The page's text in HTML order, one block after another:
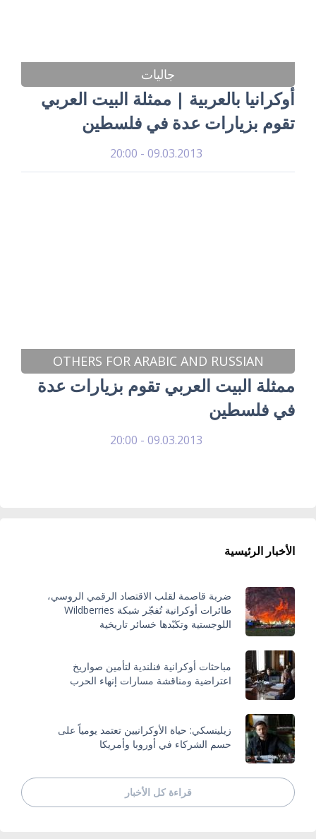
جاليات
أوكرانيا بالعربية | ممثلة البيت العربي
تقوم بزيارات عدة في فلسطين
09.03.2013 - 20:00
OTHERS FOR ARABIC AND RUSSIAN
ممثلة البيت العربي تقوم بزيارات عدة
في فلسطين
09.03.2013 - 20:00
الأخبار الرئيسية
ضربة قاصمة لقلب الاقتصاد الرقمي الروسي،
طائرات أوكرانية تُفجّر شبكة Wildberries
اللوجستية وتكبّدها خسائر تاريخية
مباحثات أوكرانية فنلندية لتأمين صواريخ
اعتراضية ومناقشة مسارات إنهاء الحرب
زيلينسكي: حياة الأوكرانيين تعتمد يومياً على
حسم الشركاء في أوروبا وأمريكا
قراءة كل الأخبار